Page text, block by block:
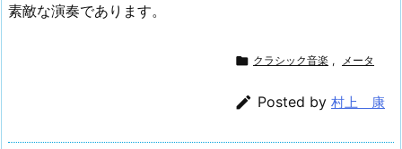
素敵な演奏であります。
 クラシック音楽 , メータ
 Posted by 村上 康